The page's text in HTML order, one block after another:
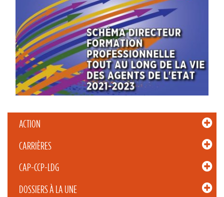
ACTION
CARRIÈRES
CAP-CCP-LDG
DOSSIERS À LA UNE